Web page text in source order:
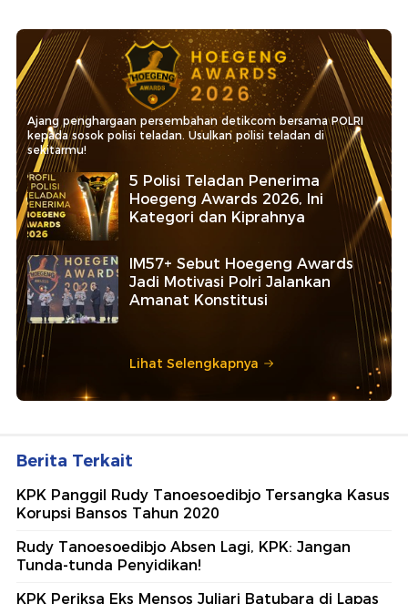
Ajang penghargaan persembahan detikcom bersama POLRI
kepada sosok polisi teladan. Usulkan polisi teladan di
sekitarmu!
5 Polisi Teladan Penerima
Hoegeng Awards 2026, Ini
Kategori dan Kiprahnya
IM57+ Sebut Hoegeng Awards
Jadi Motivasi Polri Jalankan
Amanat Konstitusi
Lihat Selengkapnya
Berita Terkait
KPK Panggil Rudy Tanoesoedibjo Tersangka Kasus
Korupsi Bansos Tahun 2020
Rudy Tanoesoedibjo Absen Lagi, KPK: Jangan
Tunda-tunda Penyidikan!
KPK Periksa Eks Mensos Juliari Batubara di Lapas